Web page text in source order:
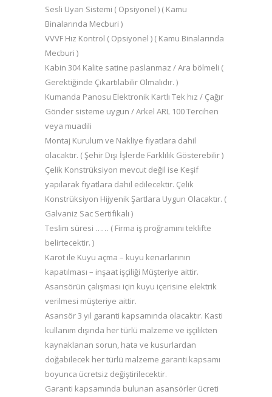
Sesli Uyarı Sistemi ( Opsiyonel ) ( Kamu
Binalarında Mecburi )
VVVF Hız Kontrol ( Opsiyonel ) ( Kamu Binalarında
Mecburi )
Kabin 304 Kalite satine paslanmaz / Ara bölmeli (
Gerektiğinde Çıkartılabilir Olmalıdır. )
Kumanda Panosu Elektronik Kartlı Tek hız / Çağır
Gönder sisteme uygun / Arkel ARL 100 Tercihen
veya muadili
Montaj Kurulum ve Nakliye fiyatlara dahil
olacaktır. ( Şehir Dışı İşlerde Farklılık Gösterebilir )
Çelik Konstrüksiyon mevcut değil ise Keşif
yapılarak fiyatlara dahil edilecektir. Çelik
Konstrüksiyon Hijyenik Şartlara Uygun Olacaktır. (
Galvaniz Sac Sertifikalı )
Teslim süresi …… ( Firma iş proğramını teklifte
belirtecektir. )
Karot ile Kuyu açma – kuyu kenarlarının
kapatılması – inşaat işçiliği Müşteriye aittir.
Asansörün çalışması için kuyu içerisine elektrik
verilmesi müşteriye aittir.
Asansör 3 yıl garanti kapsamında olacaktır. Kasti
kullanım dışında her türlü malzeme ve işçilikten
kaynaklanan sorun, hata ve kusurlardan
doğabilecek her türlü malzeme garanti kapsamı
boyunca ücretsiz değiştirilecektir.
Garanti kapsamında bulunan asansörler ücreti